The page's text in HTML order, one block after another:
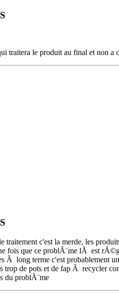
traitera le produit au final et non a
c'est la merde, les
fois que ce problÃ¨me lÃ est
Ã long terme c'est
de pots et de fap Ã recycler
du problÃ¨me